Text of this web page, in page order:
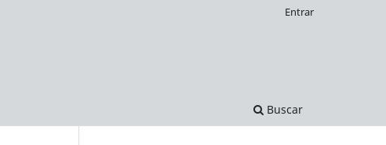
Buscar
Entrar